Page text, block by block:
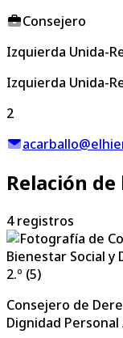
Consejero
Izquierda Unida-
Izquierda Unida-
2
Relación
4 registros
Consejero de
Dignidad